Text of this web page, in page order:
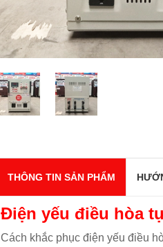
THÔNG TIN SẢN PHẨM
Điện yếu điều hòa
Cách khắc phục điện yếu điều